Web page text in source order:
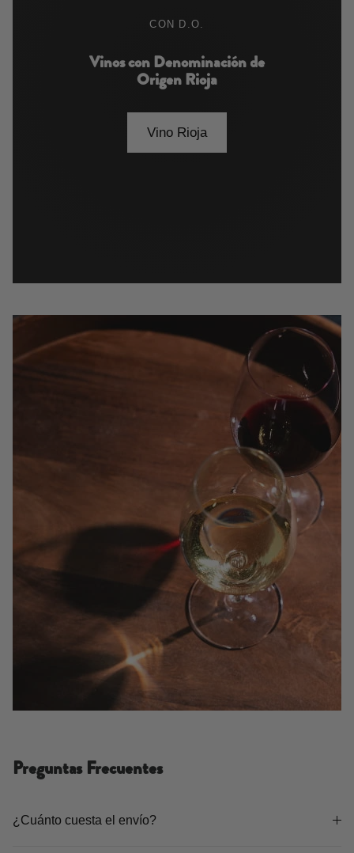
CON D.O.
Vinos con Denominación de
Origen Rioja
Vino Rioja
Preguntas Frecuentes
¿Cuánto cuesta el envío?